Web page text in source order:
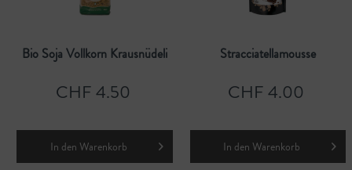
Bio Soja Vollkorn Krausnüdeli
CHF 4.50
In den Warenkorb
Stracciatellamousse
CHF 4.00
In den Warenkorb